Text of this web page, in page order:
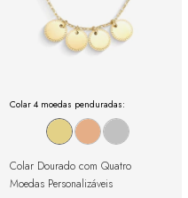
Colar 4 moedas penduradas:
Colar Dourado com Quatro
Moedas Personalizáveis